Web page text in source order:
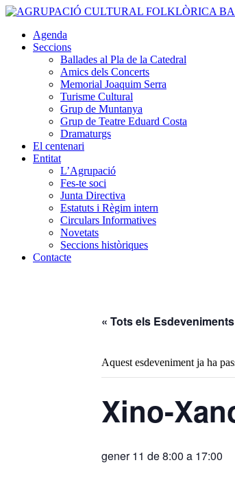
Vés al contingut
Navegació
principal
Agenda
Seccions
Ballades al Pla de la Catedral
Amics dels Concerts
Memorial Joaquim Serra
Turisme Cultural
Grup de Muntanya
Grup de Teatre Eduard Costa
Dramaturgs
El centenari
Entitat
L’Agrupació
Fes-te soci
Junta Directiva
Estatuts i Règim intern
Circulars Informatives
Novetats
Seccions històriques
Contacte
« Tots els Esdeveniments
Aquest esdeveniment ja ha
Xino-
gener 11 de 8:00 a 17:00